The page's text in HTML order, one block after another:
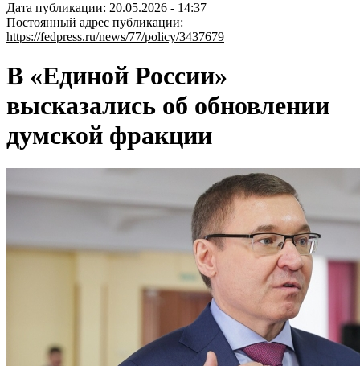
Дата публикации: 20.05.2026 - 14:37
Постоянный адрес публикации:
https://fedpress.ru/news/77/policy/3437679
В «Единой России»
высказались об обновлении
думской фракции